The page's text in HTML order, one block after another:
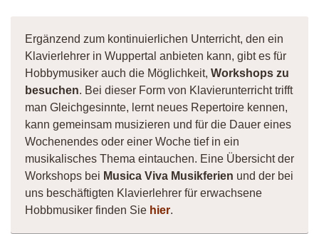
Ergänzend zum kontinuierlichen Unterricht, den ein
Klavierlehrer in Wuppertal anbieten kann, gibt es für
Hobbymusiker auch die Möglichkeit, Workshops zu
besuchen. Bei dieser Form von Klavierunterricht trifft
man Gleichgesinnte, lernt neues Repertoire kennen,
kann gemeinsam musizieren und für die Dauer eines
Wochenendes oder einer Woche tief in ein
musikalisches Thema eintauchen. Eine Übersicht der
Workshops bei Musica Viva Musikferien und der bei
uns beschäftigten Klavierlehrer für erwachsene
Hobbmusiker finden Sie hier.